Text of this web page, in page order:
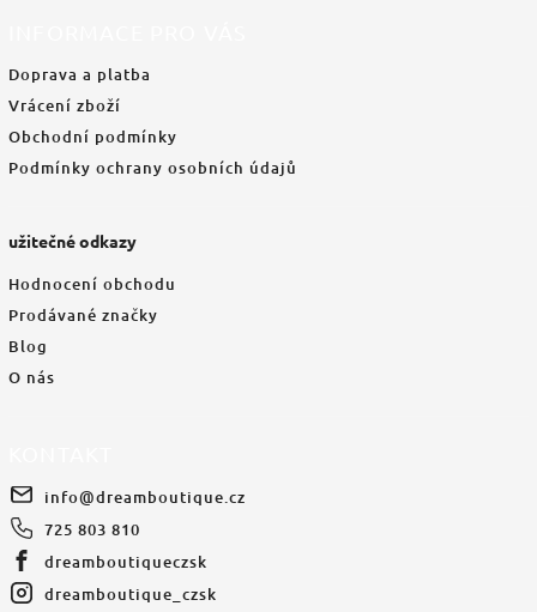
Doprava a platba
Vrácení zboží
Obchodní podmínky
Podmínky ochrany osobních údajů
užitečné odkazy
Hodnocení obchodu
Prodávané značky
Blog
O nás
info@dreamboutique.cz
725 803 810
dreamboutiqueczsk
dreamboutique_czsk